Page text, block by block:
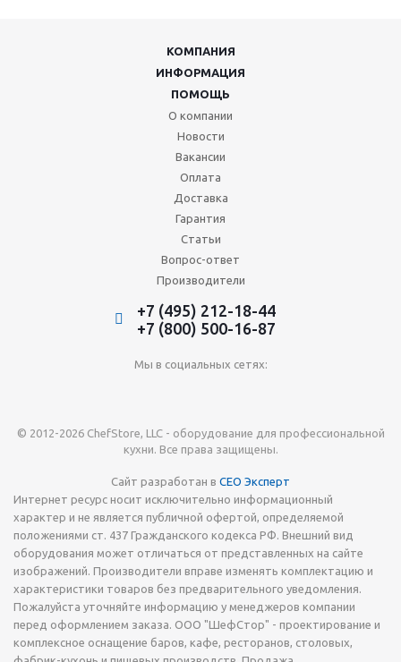
КОМПАНИЯ
ИНФОРМАЦИЯ
ПОМОЩЬ
О компании
Новости
Вакансии
Оплата
Доставка
Гарантия
Статьи
Вопрос-ответ
Производители
+7 (495) 212-18-44
+7 (800) 500-16-87
Мы в социальных сетях:
© 2012-2026 ChefStore, LLC - оборудование для профессиональной
кухни. Все права защищены.
Сайт разработан в СЕО Эксперт
Интернет ресурс носит исключительно информационный
характер и не является публичной офертой, определяемой
положениями ст. 437 Гражданского кодекса РФ. Внешний вид
оборудования может отличаться от представленных на сайте
изображений. Производители вправе изменять комплектацию и
характеристики товаров без предварительного уведомления.
Пожалуйста уточняйте информацию у менеджеров компании
перед оформлением заказа. ООО "ШефСтор" - проектирование и
комплексное оснащение баров, кафе, ресторанов, столовых,